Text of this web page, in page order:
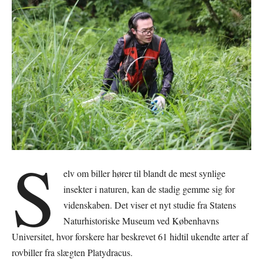
S
elv om biller hører til blandt de mest synlige
insekter i naturen, kan de stadig gemme sig for
videnskaben. Det viser et nyt studie fra Statens
Naturhistoriske Museum ved Københavns
Universitet, hvor forskere har beskrevet 61 hidtil ukendte arter af
rovbiller fra slægten Platydracus.